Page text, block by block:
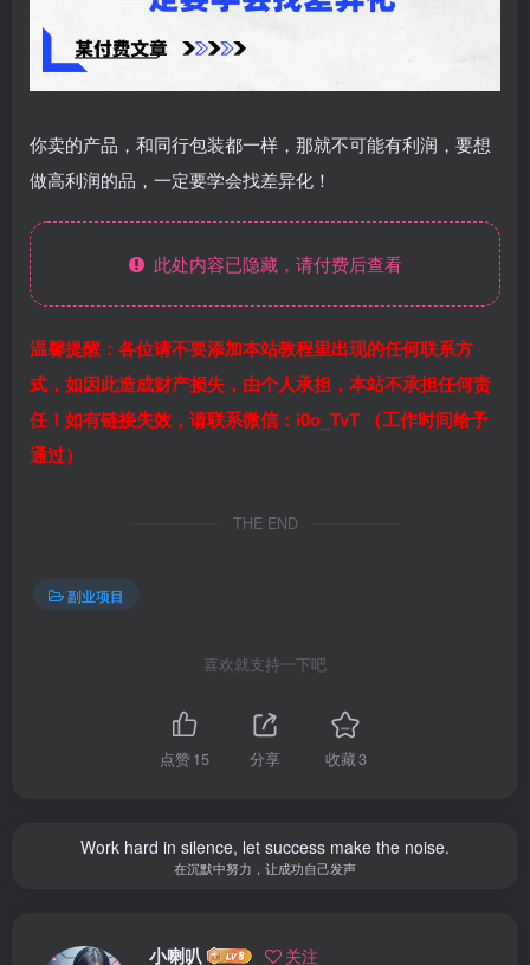
你卖的产品，和同行包装都一样，那就不可能有利润，要想
做高利润的品，一定要学会找差异化！
此处内容已隐藏，请付费后查看
温馨提醒：各位请不要添加本站教程里出现的任何联系方
式，如因此造成财产损失，由个人承担，本站不承担任何责
任！如有链接失效，请联系微信：i0o_TvT （工作时间给予
通过）
THE END
副业项目
喜欢就支持一下吧
点赞15 分享 收藏3
Work hard in silence, let success make the noise.
在沉默中努力，让成功自己发声
小喇叭 关注